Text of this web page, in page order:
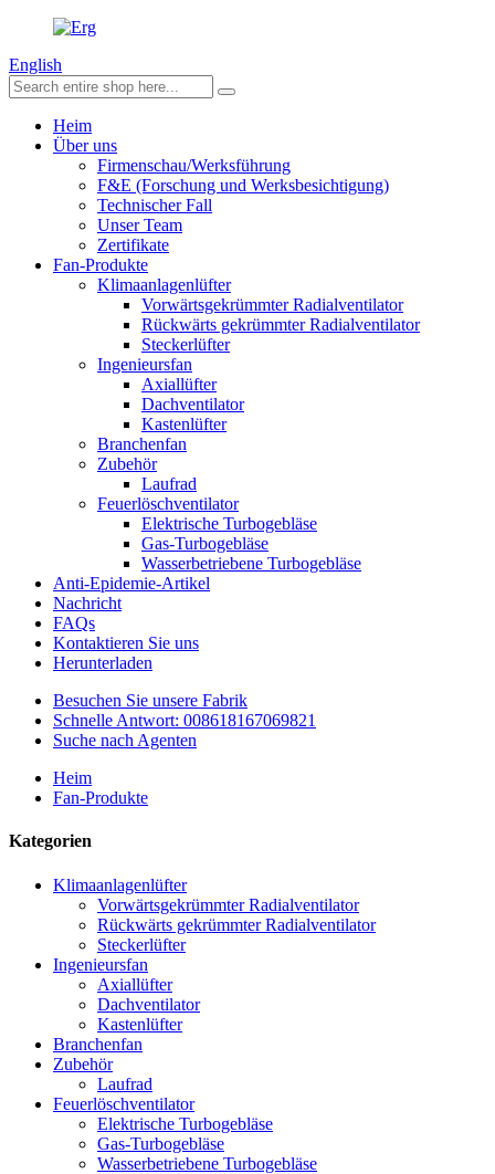
English
Heim
Über uns
Firmenschau/Werksführung
F&E (Forschung und Werksbesichtigung)
Technischer Fall
Unser Team
Zertifikate
Fan-Produkte
Klimaanlagenlüfter
Vorwärtsgekrümmter Radialventilator
Rückwärts gekrümmter Radialventilator
Steckerlüfter
Ingenieursfan
Axiallüfter
Dachventilator
Kastenlüfter
Branchenfan
Zubehör
Laufrad
Feuerlöschventilator
Elektrische Turbogebläse
Gas-Turbogebläse
Wasserbetriebene Turbogebläse
Anti-Epidemie-Artikel
Nachricht
FAQs
Kontaktieren Sie uns
Herunterladen
Besuchen Sie unsere Fabrik
Schnelle Antwort: 008618167069821
Suche nach Agenten
Heim
Fan-Produkte
Kategorien
Klimaanlagenlüfter
Vorwärtsgekrümmter Radialventilator
Rückwärts gekrümmter Radialventilator
Steckerlüfter
Ingenieursfan
Axiallüfter
Dachventilator
Kastenlüfter
Branchenfan
Zubehör
Laufrad
Feuerlöschventilator
Elektrische Turbogebläse
Gas-Turbogebläse
Wasserbetriebene Turbogebläse